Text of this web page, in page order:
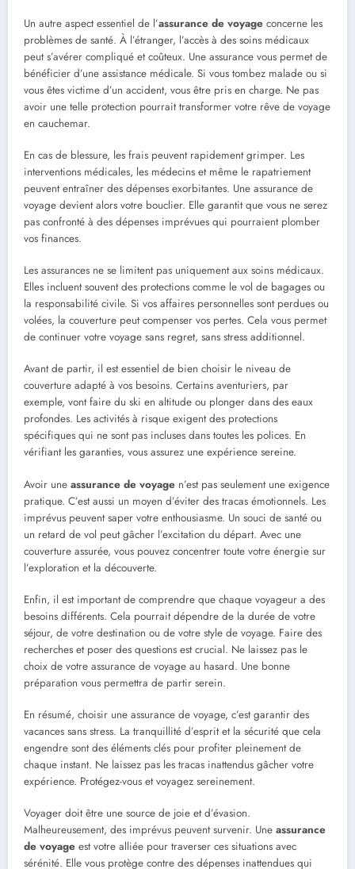
Un autre aspect essentiel de l’assurance de voyage concerne les
problèmes de santé. À l’étranger, l’accès à des soins médicaux
peut s’avérer compliqué et coûteux. Une assurance vous permet de
bénéficier d’une assistance médicale. Si vous tombez malade ou si
vous êtes victime d’un accident, vous être pris en charge. Ne pas
avoir une telle protection pourrait transformer votre rêve de voyage
en cauchemar.
En cas de blessure, les frais peuvent rapidement grimper. Les
interventions médicales, les médecins et même le rapatriement
peuvent entraîner des dépenses exorbitantes. Une assurance de
voyage devient alors votre bouclier. Elle garantit que vous ne serez
pas confronté à des dépenses imprévues qui pourraient plomber
vos finances.
Les assurances ne se limitent pas uniquement aux soins médicaux.
Elles incluent souvent des protections comme le vol de bagages ou
la responsabilité civile. Si vos affaires personnelles sont perdues ou
volées, la couverture peut compenser vos pertes. Cela vous permet
de continuer votre voyage sans regret, sans stress additionnel.
Avant de partir, il est essentiel de bien choisir le niveau de
couverture adapté à vos besoins. Certains aventuriers, par
exemple, vont faire du ski en altitude ou plonger dans des eaux
profondes. Les activités à risque exigent des protections
spécifiques qui ne sont pas incluses dans toutes les polices. En
vérifiant les garanties, vous assurez une expérience sereine.
Avoir une assurance de voyage n’est pas seulement une exigence
pratique. C’est aussi un moyen d’éviter des tracas émotionnels. Les
imprévus peuvent saper votre enthousiasme. Un souci de santé ou
un retard de vol peut gâcher l’excitation du départ. Avec une
couverture assurée, vous pouvez concentrer toute votre énergie sur
l’exploration et la découverte.
Enfin, il est important de comprendre que chaque voyageur a des
besoins différents. Cela pourrait dépendre de la durée de votre
séjour, de votre destination ou de votre style de voyage. Faire des
recherches et poser des questions est crucial. Ne laissez pas le
choix de votre assurance de voyage au hasard. Une bonne
préparation vous permettra de partir serein.
En résumé, choisir une assurance de voyage, c’est garantir des
vacances sans stress. La tranquillité d’esprit et la sécurité que cela
engendre sont des éléments clés pour profiter pleinement de
chaque instant. Ne laissez pas les tracas inattendus gâcher votre
expérience. Protégez-vous et voyagez sereinement.
Voyager doit être une source de joie et d’évasion.
Malheureusement, des imprévus peuvent survenir. Une assurance
de voyage est votre alliée pour traverser ces situations avec
sérénité. Elle vous protège contre des dépenses inattendues qui